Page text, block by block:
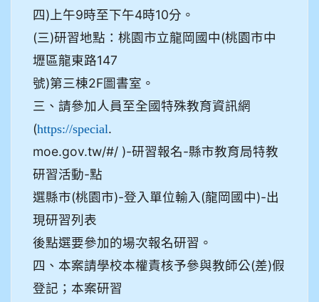
四)上午9時至下午4時10分。
(三)研習地點：桃園市立龍岡國中(桃園市中
壢區龍東路147
號)第三棟2F圖書室。
三、請參加人員至全國特殊教育資訊網
(https://special.
moe.gov.tw/#/ )-研習報名-縣市教育局特教
研習活動-點
選縣市(桃園市)-登入單位輸入(龍岡國中)-出
現研習列表
後點選要參加的場次報名研習。
四、本案請學校本權責核予參與教師公(差)假
登記；本案研習